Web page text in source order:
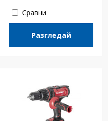
Сравни
Разгледай